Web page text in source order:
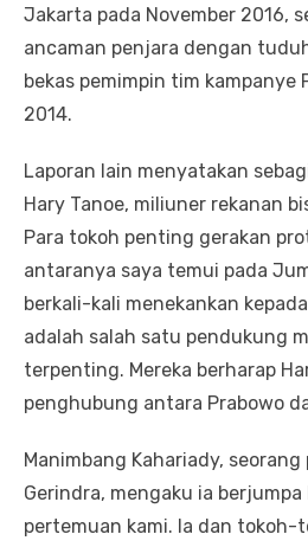
Jakarta pada November 2016,
ancaman penjara dengan
bekas pemimpin tim kampanye
2014.
Laporan lain menyatakan
Hary Tanoe, miliuner rekanan
Para tokoh penting gerakan
antaranya saya temui pada
berkali-kali menekankan
adalah salah satu pendukung
terpenting. Mereka berharap
penghubung antara Prabowo
Manimbang Kahariady,
Gerindra, mengaku ia
pertemuan kami. Ia dan tokoh-